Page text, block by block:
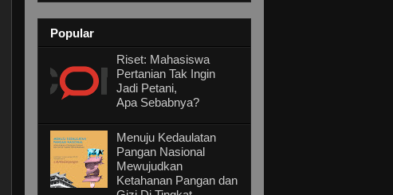
Popular
Riset: Mahasiswa
Pertanian Tak Ingin
Jadi Petani,
Apa Sebabnya?
Menuju Kedaulatan
Pangan Nasional
Mewujudkan
Ketahanan Pangan dan